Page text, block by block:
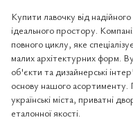
Купити лавочку від
ідеального простору.
повного циклу, яке
малих архітектурних форм.
об'єкти та дизайнерські
основу нашого асортименту.
українські міста, приватні
еталонної якості.